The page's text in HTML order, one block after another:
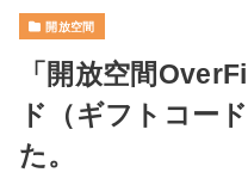
開放空間
「開放空間
ド（ギフトコー
た。